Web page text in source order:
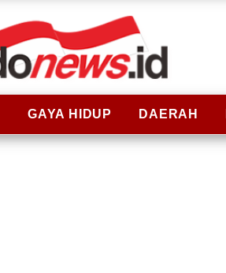
GAYA HIDUP DAERAH